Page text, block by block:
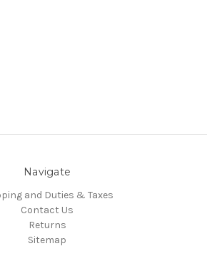
Navigate
and Duties & Taxes
Contact Us
Returns
Sitemap